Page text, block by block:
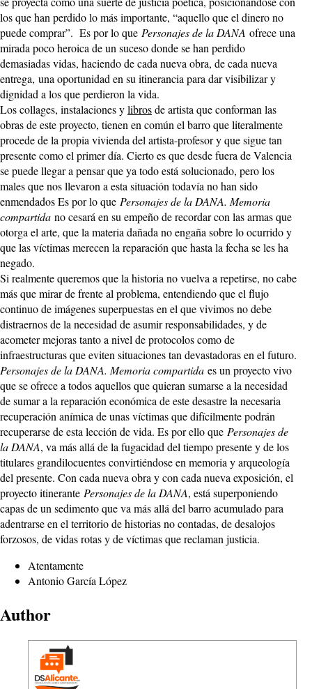
los que han perdido lo más importante, “aquello que el dinero no
puede comprar”. Es por lo que Personajes de la DANA ofrece una
mirada poco heroica de un suceso donde se han perdido
demasiadas vidas, haciendo de cada nueva obra, de cada nueva
entrega, una oportunidad en su itinerancia para dar visibilizar y
dignidad a los que perdieron la vida.
Los collages, instalaciones ylibrosde artista que conforman las
obras de este proyecto, tienen en común el barro que literalmente
procede de la propia vivienda del artista-profesor y que sigue tan
presente como el primer día. Cierto es que desde fuera de Valencia
se puede llegar a pensar que ya todo está solucionado, pero los
males que nos llevaron a esta situación todavía no han sido
enmendados Es por lo que Personajes de la DANA. Memoria
compartida no cesará en su empeño de recordar con las armas que
otorga el arte, que la materia dañada no engaña sobre lo ocurrido y
que las víctimas merecen la reparación que hasta la fecha se les ha
negado.
Si realmente queremos que la historia no vuelva a repetirse, no cabe
más que mirar de frente al problema, entendiendo que el flujo
continuo de imágenes superpuestas en el que vivimos no debe
distraernos de la necesidad de asumir responsabilidades, y de
acometer mejoras tanto a nivel de protocolos como de
infraestructuras que eviten situaciones tan devastadoras en el futuro.
Personajes de la DANA. Memoria compartida es un proyecto vivo
que se ofrece a todos aquellos que quieran sumarse a la necesidad
de sumar a la reparación económica de este desastre la necesaria
recuperación anímica de unas víctimas que difícilmente podrán
recuperarse de esta lección de vida. Es por ello que Personajes de
la DANA, va más allá de la fugacidad del tiempo presente y de los
titulares grandilocuentes convirtiéndose en memoria y arqueología
del presente. Con cada nueva obra y con cada nueva exposición, el
proyecto itinerante Personajes de la DANA, está superponiendo
capas de un sedimento que va más allá del barro acumulado para
adentrarse en el territorio de historias no contadas, de desalojos
forzosos, de vidas rotas y de víctimas que reclaman justicia.
Atentamente
Antonio García López
Author